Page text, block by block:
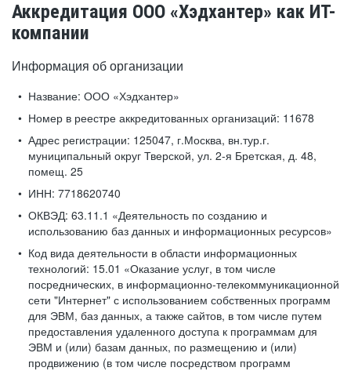
Аккредитация ООО «Хэдхантер» как ИТ-
компании
Информация об организации
Название: ООО «Хэдхантер»
Номер в реестре аккредитованных организаций: 11678
Адрес регистрации: 125047, г.Москва, вн.тур.г.
муниципальный округ Тверской, ул. 2-я Бретская, д. 48,
помещ. 25
ИНН: 7718620740
ОКВЭД: 63.11.1 «Деятельность по созданию и
использованию баз данных и информационных ресурсов»
Код вида деятельности в области информационных
технологий: 15.01 «Оказание услуг, в том числе
посреднических, в информационно-телекоммуникационной
сети "Интернет" с использованием собственных программ
для ЭВМ, баз данных, а также сайтов, в том числе путем
предоставления удаленного доступа к программам для
ЭВМ и (или) базам данных, по размещению и (или)
продвижению (в том числе посредством программ